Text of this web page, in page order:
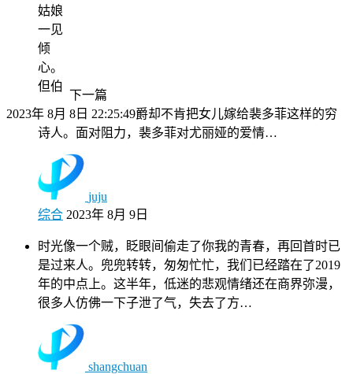
下一篇
2023年 8月 8日 22:25:49
姑娘
一见
倾
心。
但伯
爵却不肯把女儿嫁给裴多菲这样的穷
诗人。面对阻力，裴多菲对尤丽娅的爱情…
juju
综合 2023年 8月 9日
时光像一个贼，眨眼间偷走了你我的青春，再回首时已
是过来人。兜兜转转，匆匆忙忙，我们已经踏在了2019
年的中点上。这半年，低迷的悲观情绪还在商界弥漫，
很多人仿佛一下子泄了气，失去了方…
shangchuan